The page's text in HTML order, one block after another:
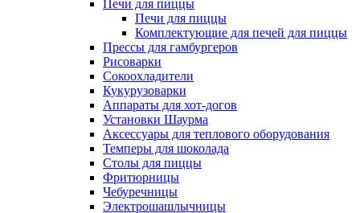
Печи для пиццы
Печи для пиццы
Комплектующие для печей для пиццы
Прессы для гамбургеров
Рисоварки
Сокоохладители
Кукурузоварки
Аппараты для хот-догов
Установки Шаурма
Аксессуары для теплового оборудования
Темперы для шоколада
Столы для пиццы
Фритюрницы
Чебуречницы
Электрошашлычницы